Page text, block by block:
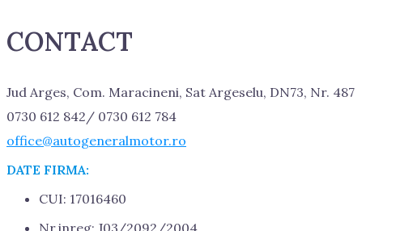
CONTACT
Jud Arges, Com. Maracineni, Sat Argeselu, DN73, Nr. 487
0730 612 842/ 0730 612 784
office@autogeneralmotor.ro
DATE FIRMA:
CUI: 17016460
Nr.inreg: J03/2092/2004